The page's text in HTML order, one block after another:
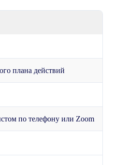
плана действий
по телефону или Zoom